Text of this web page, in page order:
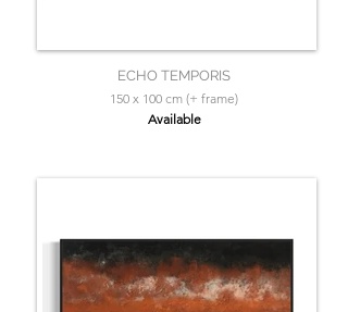
ECHO TEMPORIS
150 x 100 cm (+ frame)
Available